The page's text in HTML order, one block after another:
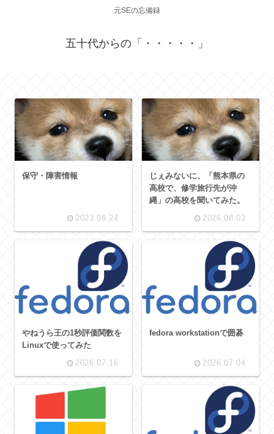
元SEの忘備録
五十代からの「・・・・・」
保守・障害情報
2023.08.24
じぇみないに、「熊本県の
高校で、修学旅行先が沖
縄」の高校を聞いてみた。
2026.08.03
やねうら王の1秒評価関数を
Linuxで使ってみた
2026.07.16
fedora workstationで囲碁
2026.07.04